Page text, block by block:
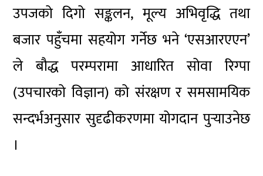
उपजको दिगो सङ्कलन, मूल्य अभिवृद्धि तथा
बजार पहुँचमा सहयोग गर्नेछ भने ‘एसआरएएन’
ले बौद्ध परम्परामा आधारित सोवा रिग्पा
(उपचारको विज्ञान) को संरक्षण र समसामयिक
सन्दर्भअनुसार सुदृढीकरणमा योगदान पुर्‍याउनेछ
।